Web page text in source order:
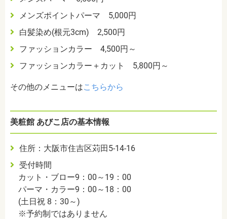
メンズポイントパーマ 5,000円
白髪染め(根元3cm) 2,500円
ファッションカラー 4,500円～
ファッションカラー＋カット 5,800円～
その他のメニューはこちらから
美粧館 あびこ店の基本情報
住所：大阪市住吉区苅田5-14-16
受付時間
カット・ブロー9：00～19：00
パーマ・カラー9：00～18：00
(土日祝 8：30～)
※予約制ではありません